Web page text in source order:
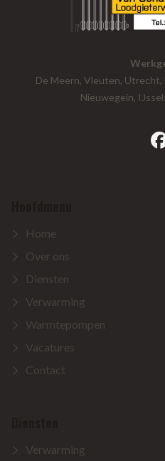
De Meern, Vleuten,
Nieuwegein,
Home
Over ons
Diensten
Verwarming
Warmtepompen
Vacatures
Contact
Verwarming